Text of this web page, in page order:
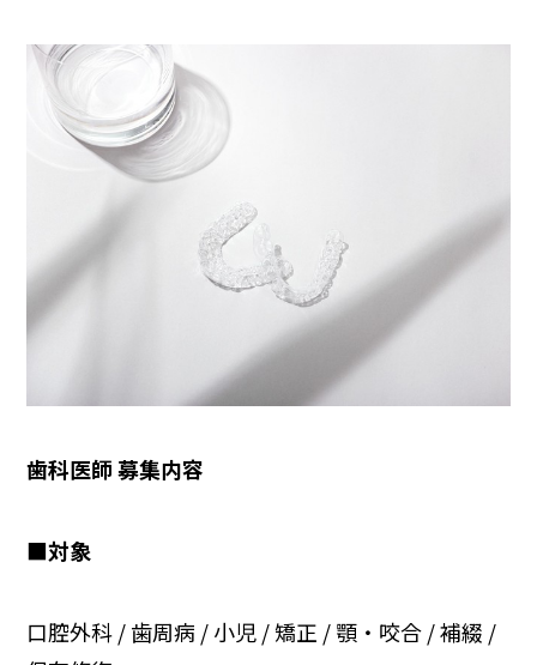
歯科医師 募集内容
■対象
口腔外科 / 歯周病 / 小児 / 矯正 / 顎・咬合 / 補綴 /